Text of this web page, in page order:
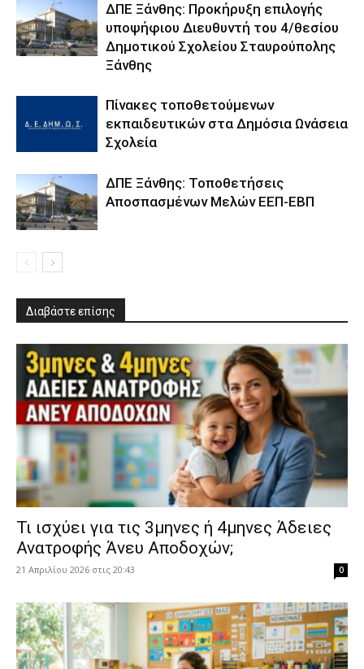
ΔΠΕ Ξάνθης: Προκήρυξη επιλογής
υποψήφιου Διευθυντή του 4/θεσίου
Δημοτικού Σχολείου Σταυρούπολης
Ξάνθης
Πίνακες τοποθετούμενων
εκπαιδευτικών στα Δημόσια Ωνάσεια
Σχολεία
ΔΠΕ Ξάνθης: Τοποθετήσεις
Αποσπασμένων Μελών ΕΕΠ-ΕΒΠ
Διαβάστε επίσης
​Τι ισχύει για τις 3μηνες ή 4μηνες Άδειες
Ανατροφής Άνευ Αποδοχών;
21 Απριλίου 2026 στις 20:43 0